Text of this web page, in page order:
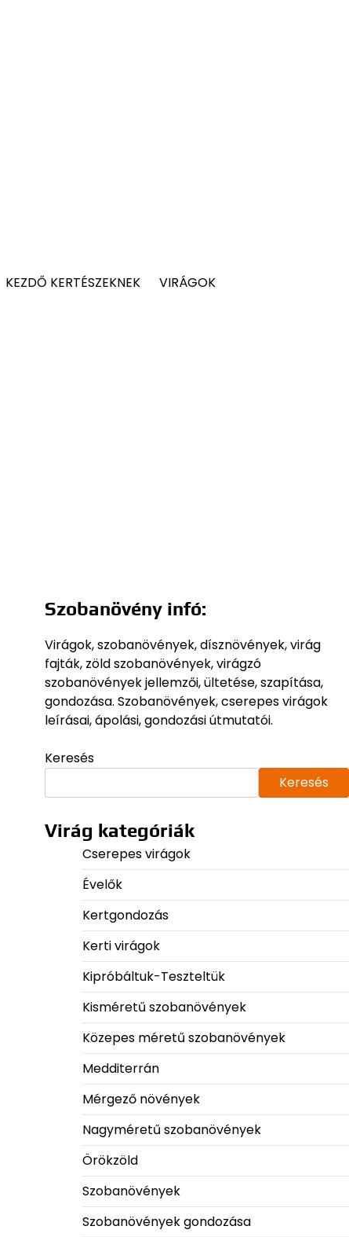
KEZDŐ KERTÉSZEKNEK
VIRÁGOK
Szobanövény infó:
Virágok, szobanövények, dísznövények, virág
fajták, zöld szobanövények, virágzó
szobanövények jellemzői, ültetése, szapítása,
gondozása. Szobanövények, cserepes virágok
leírásai, ápolási, gondozási útmutatói.
Keresés
Keresés
Virág kategóriák
Cserepes virágok
Évelők
Kertgondozás
Kerti virágok
Kipróbáltuk-Teszteltük
Kisméretű szobanövények
Közepes méretű szobanövények
Medditerrán
Mérgező növények
Nagyméretű szobanövények
Örökzöld
Szobanövények
Szobanövények gondozása